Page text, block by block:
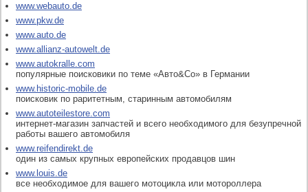
www.webauto.de
www.pkw.de
www.auto.de
www.allianz-autowelt.de
www.autokralle.com
популярные поисковики по теме «Авто&Co» в Германии
www.historic-mobile.de
поисковик по раритетным, старинным автомобилям
www.autoteilestore.com
интернет-магазин запчастей и всего необходимого для безупречной
работы вашего автомобиля
www.reifendirekt.de
один из самых крупных европейских продавцов шин
www.louis.de
все необходимое для вашего мотоцикла или мотороллера